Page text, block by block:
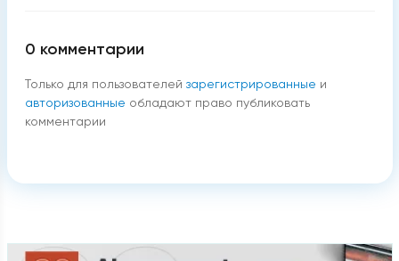
0 комментарии
Только для пользователей зарегистрированные и
авторизованные обладают право публиковать
комментарии